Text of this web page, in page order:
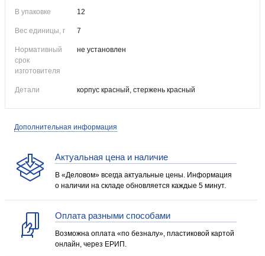
В упаковке 12
Вес единицы, г 7
Нормативный
срок
изготовителя
не установлен
Детали корпус красный, стержень красный
Дополнительная информация
Актуальная цена и наличие
В «Деловом» всегда актуальные цены. Информация
о наличии на складе обновляется каждые 5 минут.
Оплата разными способами
Возможна оплата «по безналу», пластиковой картой
онлайн, через ЕРИП.